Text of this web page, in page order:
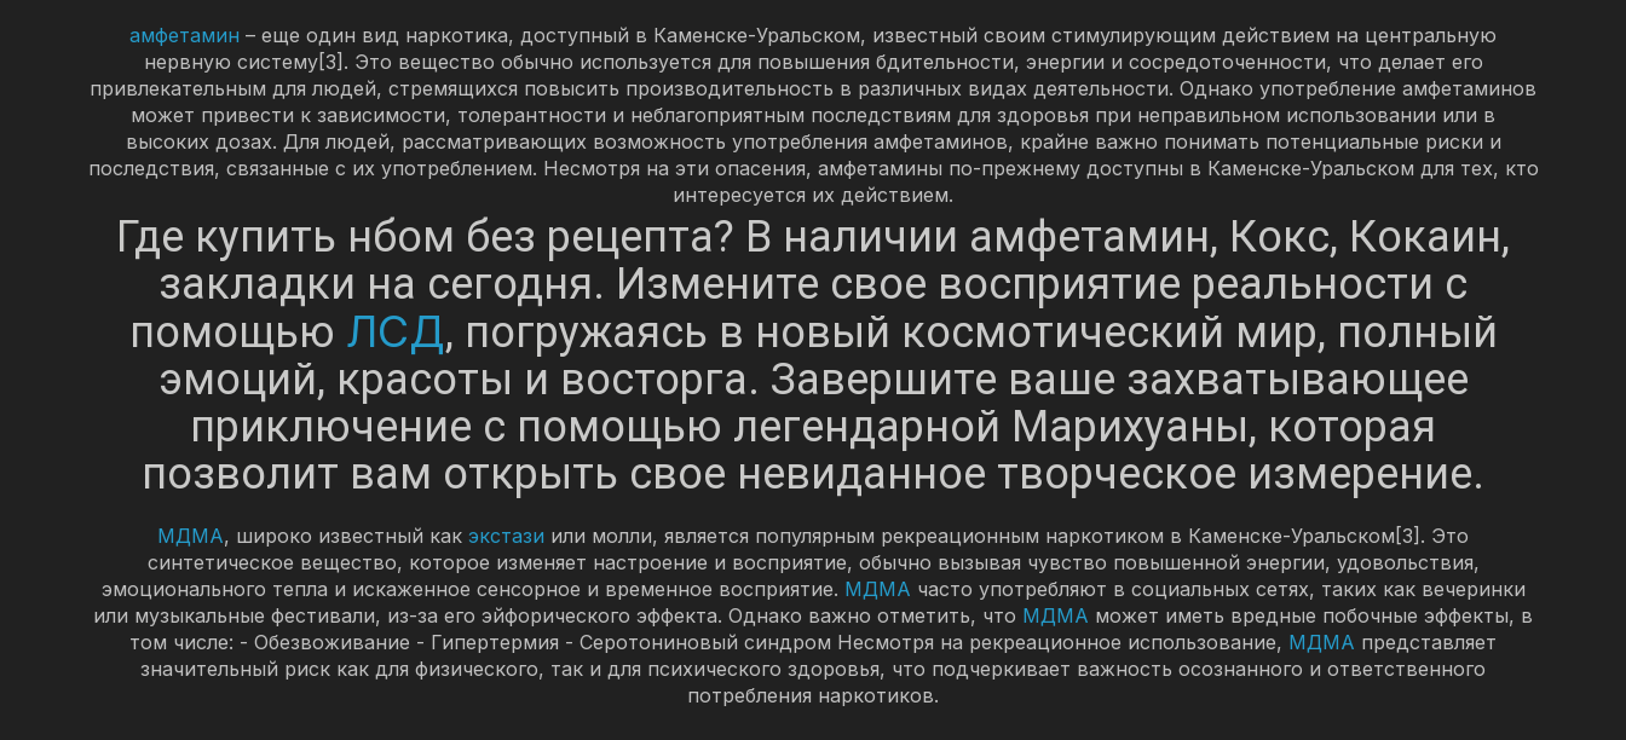
амфетамин – еще один вид наркотика, доступный в Каменске-Уральском, известный своим стимулирующим действием на центральную
нервную систему[3]. Это вещество обычно используется для повышения бдительности, энергии и сосредоточенности, что делает его
привлекательным для людей, стремящихся повысить производительность в различных видах деятельности. Однако употребление амфетаминов
может привести к зависимости, толерантности и неблагоприятным последствиям для здоровья при неправильном использовании или в
высоких дозах. Для людей, рассматривающих возможность употребления амфетаминов, крайне важно понимать потенциальные риски и
последствия, связанные с их употреблением. Несмотря на эти опасения, амфетамины по-прежнему доступны в Каменске-Уральском для тех, кто
интересуется их действием.
Где купить нбом без рецепта? В наличии амфетамин, Кокс, Кокаин,
закладки на сегодня. Измените свое восприятие реальности с
помощью ЛСД, погружаясь в новый космотический мир, полный
эмоций, красоты и восторга. Завершите ваше захватывающее
приключение с помощью легендарной Марихуаны, которая
позволит вам открыть свое невиданное творческое измерение.
МДМА, широко известный как экстази или молли, является популярным рекреационным наркотиком в Каменске-Уральском[3]. Это
синтетическое вещество, которое изменяет настроение и восприятие, обычно вызывая чувство повышенной энергии, удовольствия,
эмоционального тепла и искаженное сенсорное и временное восприятие. МДМА часто употребляют в социальных сетях, таких как вечеринки
или музыкальные фестивали, из-за его эйфорического эффекта. Однако важно отметить, что МДМА может иметь вредные побочные эффекты, в
том числе: - Обезвоживание - Гипертермия - Серотониновый синдром Несмотря на рекреационное использование, МДМА представляет
значительный риск как для физического, так и для психического здоровья, что подчеркивает важность осознанного и ответственного
потребления наркотиков.